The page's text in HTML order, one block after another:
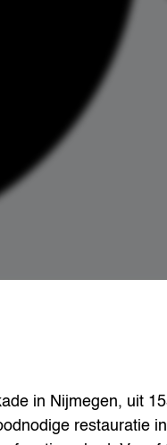
in Nijmegen, uit
restauratie